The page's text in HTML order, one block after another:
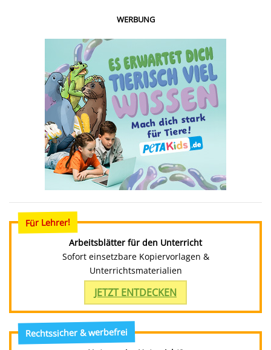
WERBUNG
Für Lehrer!
Arbeitsblätter für den Unterricht
Sofort einsetzbare Kopiervorlagen &
Unterrichtsmaterialien
JETZT ENTDECKEN
Rechtssicher & werbefrei